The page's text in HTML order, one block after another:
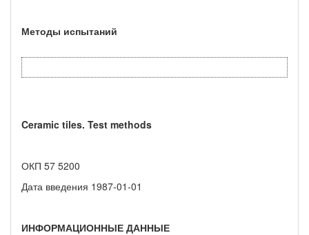
Методы испытаний
Ceramic tiles. Test methods
ОКП 57 5200
Дата введения 1987-01-01
ИНФОРМАЦИОННЫЕ ДАННЫЕ